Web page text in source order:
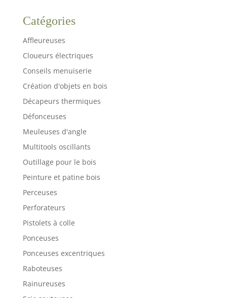
Catégories
Affleureuses
Cloueurs électriques
Conseils menuiserie
Création d'objets en bois
Décapeurs thermiques
Défonceuses
Meuleuses d'angle
Multitools oscillants
Outillage pour le bois
Peinture et patine bois
Perceuses
Perforateurs
Pistolets à colle
Ponceuses
Ponceuses excentriques
Raboteuses
Rainureuses